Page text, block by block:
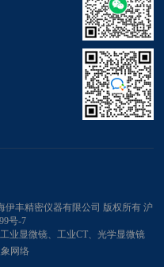
伊丰精密仪器有限公司 版权所有 沪
号-7
业显微镜、工业CT、光学显微镜
网络